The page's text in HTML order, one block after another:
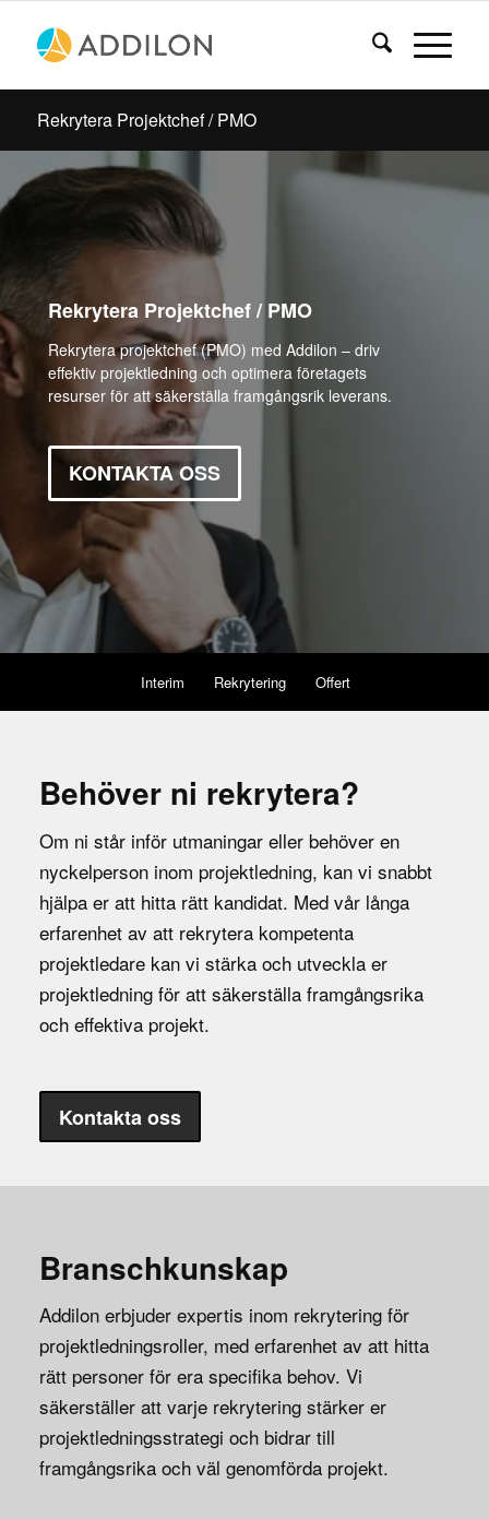
Rekrytera Projektchef / PMO
Rekrytera Projektchef / PMO
Rekrytera projektchef (PMO) med Addilon – driv
effektiv projektledning och optimera företagets
resurser för att säkerställa framgångsrik leverans.
KONTAKTA OSS
Interim Rekrytering Offert
Behöver ni rekrytera?
Om ni står inför utmaningar eller behöver en
nyckelperson inom projektledning, kan vi snabbt
hjälpa er att hitta rätt kandidat. Med vår långa
erfarenhet av att rekrytera kompetenta
projektledare kan vi stärka och utveckla er
projektledning för att säkerställa framgångsrika
och effektiva projekt.
Kontakta oss
Branschkunskap
Addilon erbjuder expertis inom rekrytering för
projektledningsroller, med erfarenhet av att hitta
rätt personer för era specifika behov. Vi
säkerställer att varje rekrytering stärker er
projektledningsstrategi och bidrar till
framgångsrika och väl genomförda projekt.